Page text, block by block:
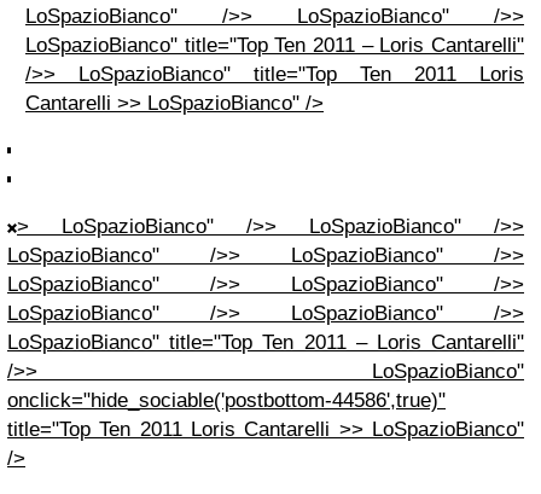
LoSpazioBianco" />> LoSpazioBianco" />>
LoSpazioBianco" title="Top Ten 2011 – Loris Cantarelli"
/>> LoSpazioBianco" title="Top Ten 2011 Loris
Cantarelli >> LoSpazioBianco" />
> LoSpazioBianco" />> LoSpazioBianco" />>
LoSpazioBianco" />> LoSpazioBianco" />>
LoSpazioBianco" />> LoSpazioBianco" />>
LoSpazioBianco" />> LoSpazioBianco" />>
LoSpazioBianco" title="Top Ten 2011 – Loris Cantarelli"
/>> LoSpazioBianco"
onclick="hide_sociable('postbottom-44586',true)"
title="Top Ten 2011 Loris Cantarelli >> LoSpazioBianco"
/>